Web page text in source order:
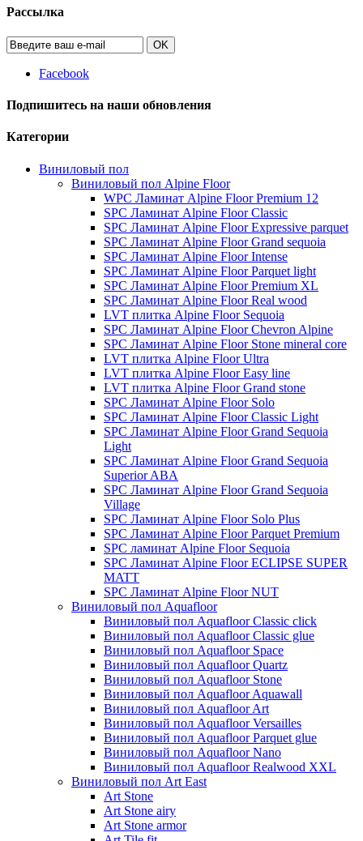
Рассылка
OK
Facebook
Подпишитесь на наши обновления
Категории
Виниловый пол
Виниловый пол Alpine Floor
WPC Ламинат Alpine Floor Premium 12
SPC Ламинат Alpine Floor Classic
SPC Ламинат Alpine Floor Expressive parquet
SPC Ламинат Alpine Floor Grand sequoia
SPC Ламинат Alpine Floor Intense
SPC Ламинат Alpine Floor Parquet light
SPC Ламинат Alpine Floor Premium XL
SPC Ламинат Alpine Floor Real wood
LVT плитка Alpine Floor Sequoia
SPC Ламинат Alpine Floor Chevron Alpine
SPC Ламинат Alpine Floor Stone mineral core
LVT плитка Alpine Floor Ultra
LVT плитка Alpine Floor Easy line
LVT плитка Alpine Floor Grand stone
SPC Ламинат Alpine Floor Solo
SPC Ламинат Alpine Floor Classic Light
SPC Ламинат Alpine Floor Grand Sequoia
Light
SPC Ламинат Alpine Floor Grand Sequoia
Superior ABA
SPC Ламинат Alpine Floor Grand Sequoia
Village
SPC Ламинат Alpine Floor Solo Plus
SPC Ламинат Alpine Floor Parquet Premium
SPC ламинат Alpine Floor Sequoia
SPC Ламинат Alpine Floor ECLIPSE SUPER
MATT
SPC Ламинат Alpine Floor NUT
Виниловый пол Aquafloor
Виниловый пол Aquafloor Classic click
Виниловый пол Aquafloor Classic glue
Виниловый пол Aquafloor Space
Виниловый пол Aquafloor Quartz
Виниловый пол Aquafloor Stone
Виниловый пол Aquafloor Aquawall
Виниловый пол Aquafloor Art
Виниловый пол Aquafloor Versailles
Виниловый пол Aquafloor Parquet glue
Виниловый пол Aquafloor Nano
Виниловый пол Aquafloor Realwood XXL
Виниловый пол Art East
Art Stone
Art Stone airy
Art Stone armor